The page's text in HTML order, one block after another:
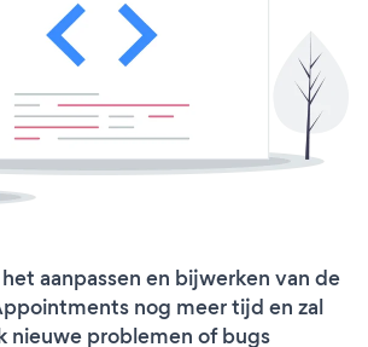
aanpassen en bijwerken van de
nog meer tijd en zal
nieuwe problemen of bugs